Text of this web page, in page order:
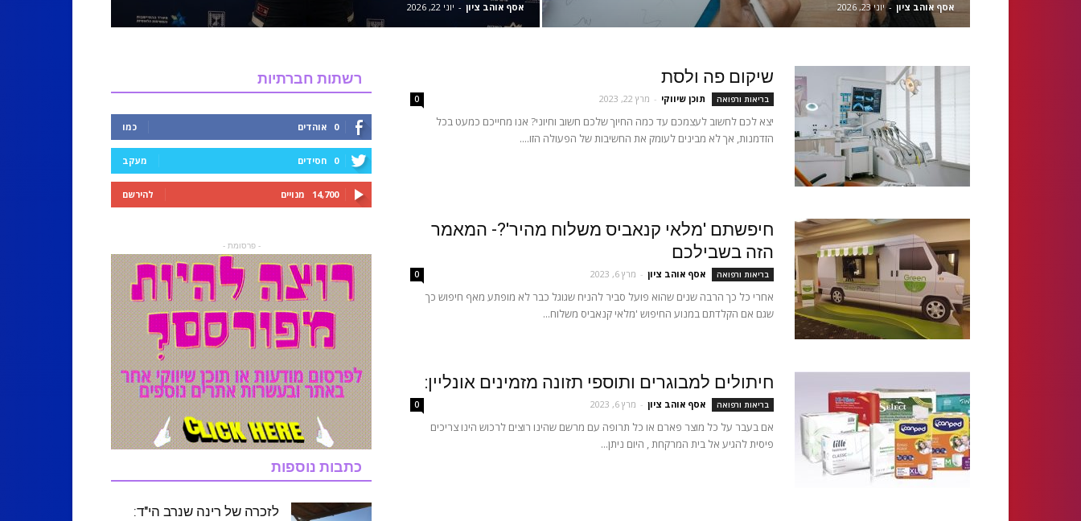
אסף אוהב ציון - יוני 23, 2026 אסף אוהב ציון - יוני 22, 2026
שיקום פה ולסת
בריאות ורפואה תוכן שיווקי - מרץ 22, 2023 0
יצא לכם לחשוב לעצמכם עד כמה החיוך שלכם חשוב וחיוני? אנו מחייכם כמעט בכל
הזדמנות, אך לא מבינים לעומק את החשיבות של הפעולה הזו....
חיפשתם 'מלאי קנאביס משלוח מהיר'?- המאמר
הזה בשבילכם
בריאות ורפואה אסף אוהב ציון - מרץ 6, 2023 0
אחרי כל כך הרבה שנים שהוא פועל סביר להניח שגוגל כבר לא מופתע מאף חיפוש כך
שגם אם הקלדתם במנוע החיפוש 'מלאי קנאביס משלוח...
חיתולים למבוגרים ותוספי תזונה מזמינים אונליין:
בריאות ורפואה אסף אוהב ציון - מרץ 6, 2023 0
אם בעבר על כל מוצר פארם או כל תרופה עם מרשם שהינו רוצים לרכוש הינו צריכים
פיסית להגיע אל בית המרקחת , היום ניתן...
רשתות חברתיות
0 אוהדים כמו
0 חסידים מעקב
14,700 מנויים להירשם
- פרסומת -
כתבות נוספות
לזכרה של רינה שנרב הי"ד: